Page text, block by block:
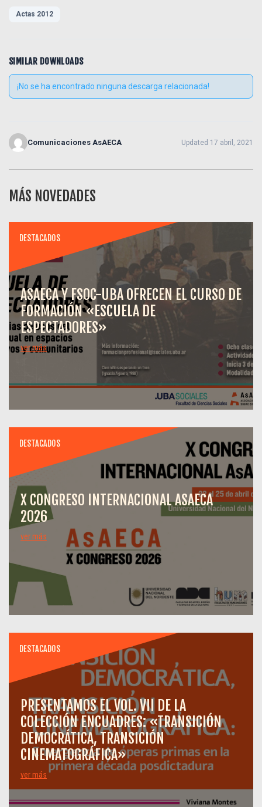
Actas 2012
SIMILAR DOWNLOADS
¡No se ha encontrado ninguna descarga relacionada!
Comunicaciones AsAECA Updated 17 abril, 2021
MÁS NOVEDADES
DESTACADOS
ASAECA Y FSOC-UBA OFRECEN EL CURSO DE
FORMACIÓN «ESCUELA DE
ESPECTADORES»
ver más
DESTACADOS
X CONGRESO INTERNACIONAL ASAECA
2026
ver más
DESTACADOS
PRESENTAMOS EL VOL. VII DE LA
COLECCIÓN ENCUADRES: «TRANSICIÓN
DEMOCRÁTICA, TRANSICIÓN
CINEMATOGRÁFICA»
ver más